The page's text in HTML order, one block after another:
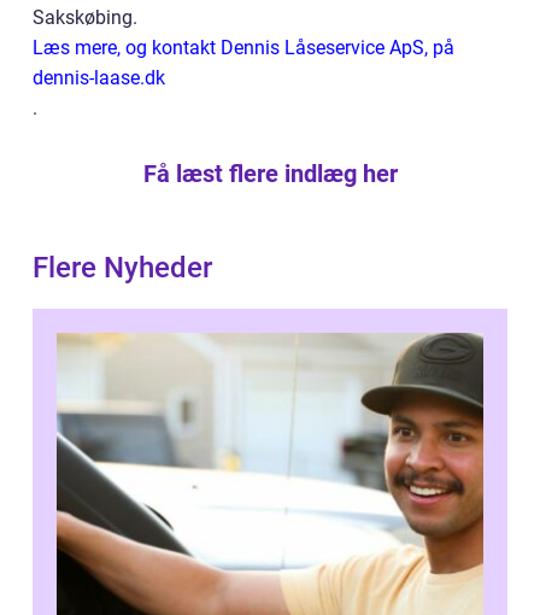
Sakskøbing.
Læs mere, og kontakt Dennis Låseservice ApS, på
dennis-laase.dk
.
Få læst flere indlæg her
Flere Nyheder